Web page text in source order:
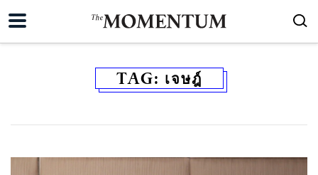
TAG: เจษฎ์